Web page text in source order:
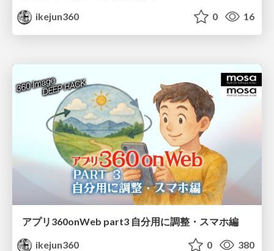
ikejun360
0 16
アプリ360onWeb part3 自分用に調整・スマホ編
ikejun360
0 380